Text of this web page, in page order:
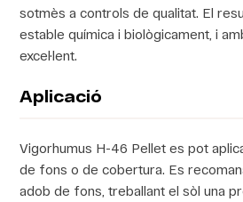
sotmès a controls de qualitat. El
estable química i biològicament, i
excel·lent.
Aplicació
Vigorhumus H-46 Pellet es pot
de fons o de cobertura. Es
adob de fons, treballant el sòl una